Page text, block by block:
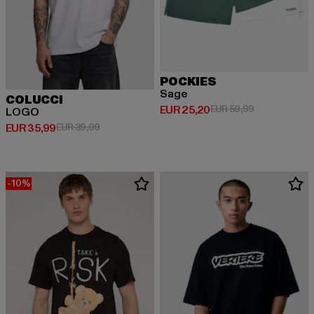
COLUCCI
LOGO
EUR 35,99
Huidige prijs: EUR 35,99
EUR 39,99Actieprijs: EUR 39,99
POCKIES
Sage
EUR 25,20
Huidige prijs: EUR 25,20
EUR 59,99Actieprijs:
-10%